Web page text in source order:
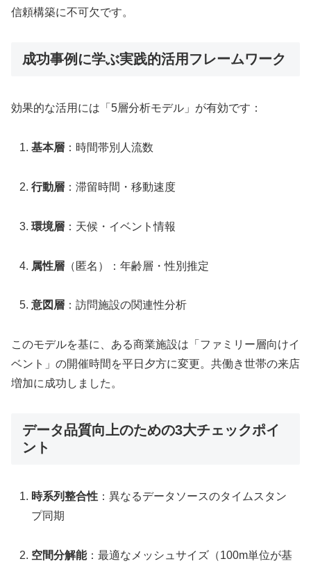
信頼構築に不可欠です。
成功事例に学ぶ実践的活用フレームワーク
効果的な活用には「5層分析モデル」が有効です：
基本層 ：時間帯別人流数
行動層 ：滞留時間・移動速度
環境層 ：天候・イベント情報
属性層 （匿名）：年齢層・性別推定
意図層 ：訪問施設の関連性分析
このモデルを基に、ある商業施設は「ファミリー層向けイ
ベント」の開催時間を平日夕方に変更。共働き世帯の来店
増加に成功しました。
データ品質向上のための3大チェックポイ
ント
時系列整合性 ：異なるデータソースのタイムスタン
プ同期
空間分解能：最適なメッシュサイズ（100m単位が基